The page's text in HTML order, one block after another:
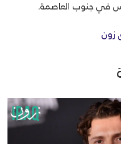
في جنوب العاصمة.